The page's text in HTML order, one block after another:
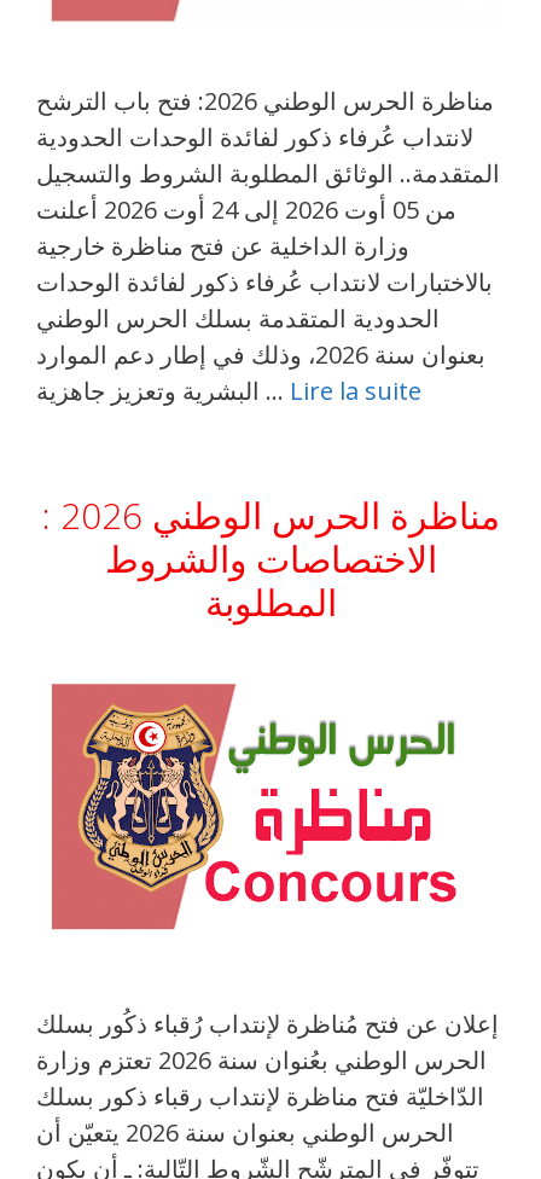
مناظرة الحرس الوطني 2026: فتح باب الترشح
لانتداب عُرفاء ذكور لفائدة الوحدات الحدودية
المتقدمة.. الوثائق المطلوبة الشروط والتسجيل
من 05 أوت 2026 إلى 24 أوت 2026 أعلنت
وزارة الداخلية عن فتح مناظرة خارجية
بالاختبارات لانتداب عُرفاء ذكور لفائدة الوحدات
الحدودية المتقدمة بسلك الحرس الوطني
بعنوان سنة 2026، وذلك في إطار دعم الموارد
البشرية وتعزيز جاهزية … Lire la suite
مناظرة الحرس الوطني 2026 :
الاختصاصات والشروط
المطلوبة
إعلان عن فتح مُناظرة لإنتداب رُقباء ذكُور بسلك
الحرس الوطني بعُنوان سنة 2026 تعتزم وزارة
الدّاخليّة فتح مناظرة لإنتداب رقباء ذكور بسلك
الحرس الوطني بعنوان سنة 2026 يتعيّن أن
تتوفّر في المترشّح الشّروط التّالية: ـ أن يكون